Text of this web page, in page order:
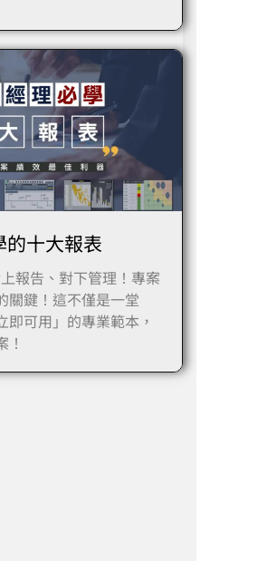
的十大報表
報告、對下管理！專案
關鍵！這不僅是一堂
即可用」的專業範本，